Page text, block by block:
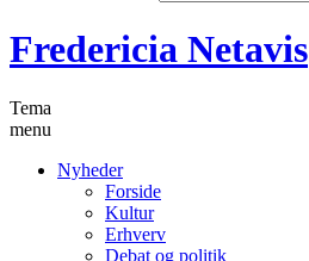
Fredericia Netavis
Tema
menu
Nyheder
Forside
Kultur
Erhverv
Debat og politik